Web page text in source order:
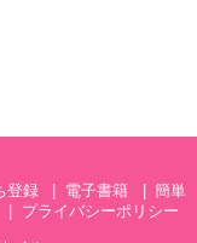
登録 電子書籍
簡単
プライバシーポリシー